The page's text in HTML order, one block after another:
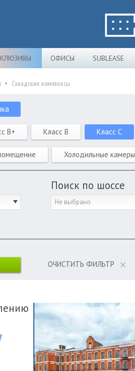
ОФИСЫ SUBLEASE
Складские комплексы
B+ Класс B Класс C
Холодильные камеры
Поиск по шоссе
Не выбрано
ОЧИСТИТЬ ФИЛЬТР